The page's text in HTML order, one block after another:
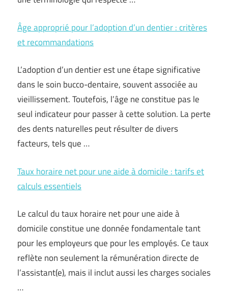
Âge approprié pour l’adoption d’un dentier : critères
et recommandations
L’adoption d’un dentier est une étape significative
dans le soin bucco-dentaire, souvent associée au
vieillissement. Toutefois, l’âge ne constitue pas le
seul indicateur pour passer à cette solution. La perte
des dents naturelles peut résulter de divers
facteurs, tels que …
Taux horaire net pour une aide à domicile : tarifs et
calculs essentiels
Le calcul du taux horaire net pour une aide à
domicile constitue une donnée fondamentale tant
pour les employeurs que pour les employés. Ce taux
reflète non seulement la rémunération directe de
l’assistant(e), mais il inclut aussi les charges sociales
…